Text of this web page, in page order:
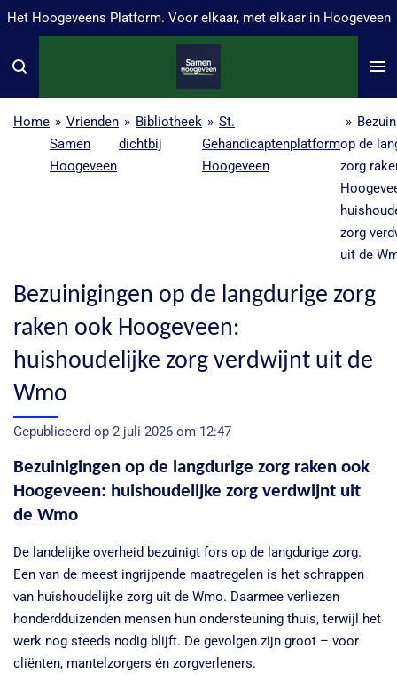
Ga
naar
Het Hoogeveens Platform. Voor elkaar, met elkaar in Hoogeveen
Home » Vrienden
Samen
Hoogeveen
» Bibliotheek
dichtbij
» St.
Gehandicaptenplatform
Hoogeveen
»
op de
zorg
zorg
uit de
Bezuinigingen op de langdurige zorg
raken ook Hoogeveen:
huishoudelijke zorg verdwijnt uit de
Wmo
Gepubliceerd op 2 juli 2026 om 12:47
Bezuinigingen op de langdurige zorg raken ook
Hoogeveen: huishoudelijke zorg verdwijnt uit
de Wmo
De landelijke overheid bezuinigt fors op de langdurige zorg.
Een van de meest ingrijpende maatregelen is het schrappen
van huishoudelijke zorg uit de Wmo. Daarmee verliezen
honderdduizenden mensen hun ondersteuning thuis, terwijl het
werk nog steeds nodig blijft. De gevolgen zijn groot – voor
cliënten, mantelzorgers én zorgverleners.